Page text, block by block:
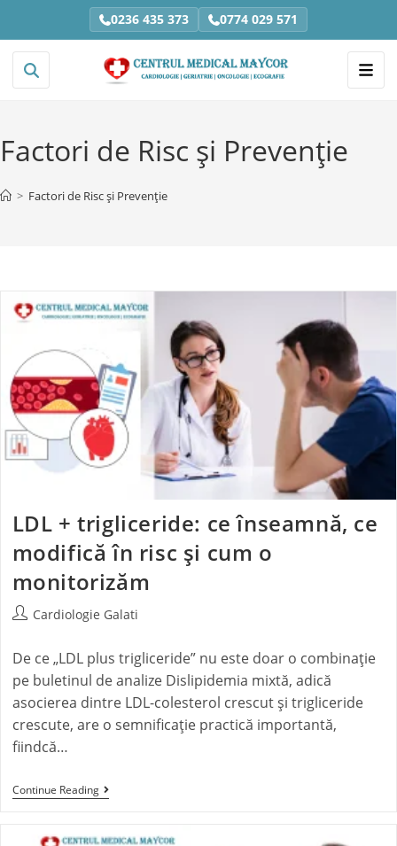
0236 435 373 0774 029 571
Factori de Risc și Prevenție
> Factori de Risc și Prevenție
LDL + trigliceride: ce înseamnă, ce
modifică în risc și cum o
monitorizăm
Cardiologie Galati
De ce „LDL plus trigliceride” nu este doar o combinație
pe buletinul de analize Dislipidemia mixtă, adică
asocierea dintre LDL-colesterol crescut și trigliceride
crescute, are o semnificație practică importantă,
fiindcă…
Continue Reading